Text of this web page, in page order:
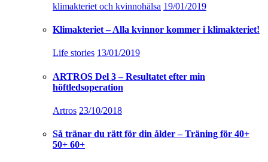
klimakteriet och kvinnohälsa 19/01/2019
Klimakteriet – Alla kvinnor kommer i klimakteriet!
Life stories 13/01/2019
ARTROS Del 3 – Resultatet efter min
höftledsoperation
Artros 23/10/2018
Så tränar du rätt för din ålder – Träning för 40+
50+ 60+